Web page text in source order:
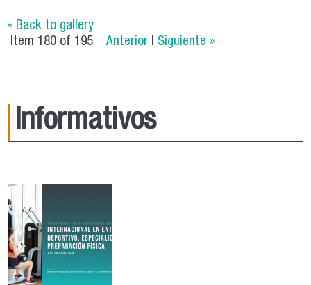
« Back to gallery
Item 180 of 195
Anterior Siguiente »
Informativos